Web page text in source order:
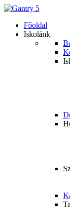
Főoldal
Iskolánk